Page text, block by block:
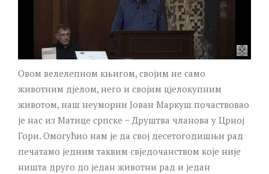
Овом велелепном књигом, својим не само
животним дјелом, него и својим цјелокупним
животом, наш неуморни Јован Маркуш почаствовао
је нас из Матице српске ̶ Друштва чланова у Црној
Гори. Омогућио нам је да свој десетогодишњи рад
печатамо једним таквим свједочанством које није
ништа друго до један животни рад и један